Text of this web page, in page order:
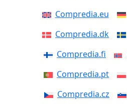
Compredia.eu
Compredia.dk
Compredia.fi
Compredia.pt
Compredia.cz